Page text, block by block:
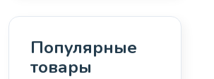
Популярные
товары